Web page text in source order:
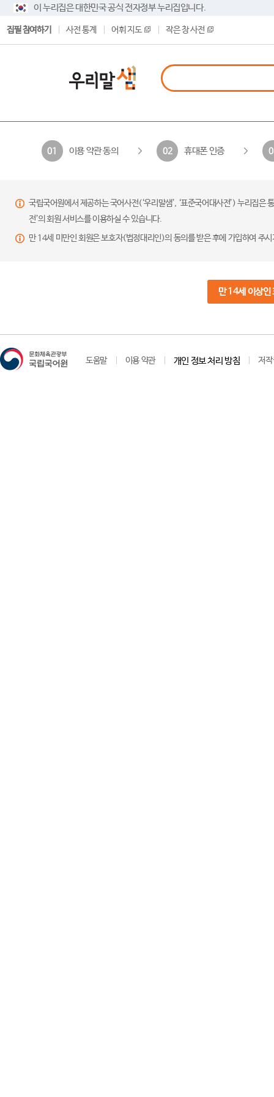
이 누리집은 대한민국 공식 전자정부 누리집입니다.
집필 참여하기 사전 통계 어휘 지도 작은 창 사전
01 이용 약관 동의 02 휴대폰 인증
국립국어원에서 제공하는 국어사전(‘우리말샘’, ‘표준국어대사전’) 누리집
전’의 회원 서비스를 이용하실 수 있습니다.
만 14세 미만인 회원은 보호자(법정대리인)의 동의를 받은 후에 가입하여 주
만 14세 이상인
도움말 이용 약관 개인 정보 처리 방침 저